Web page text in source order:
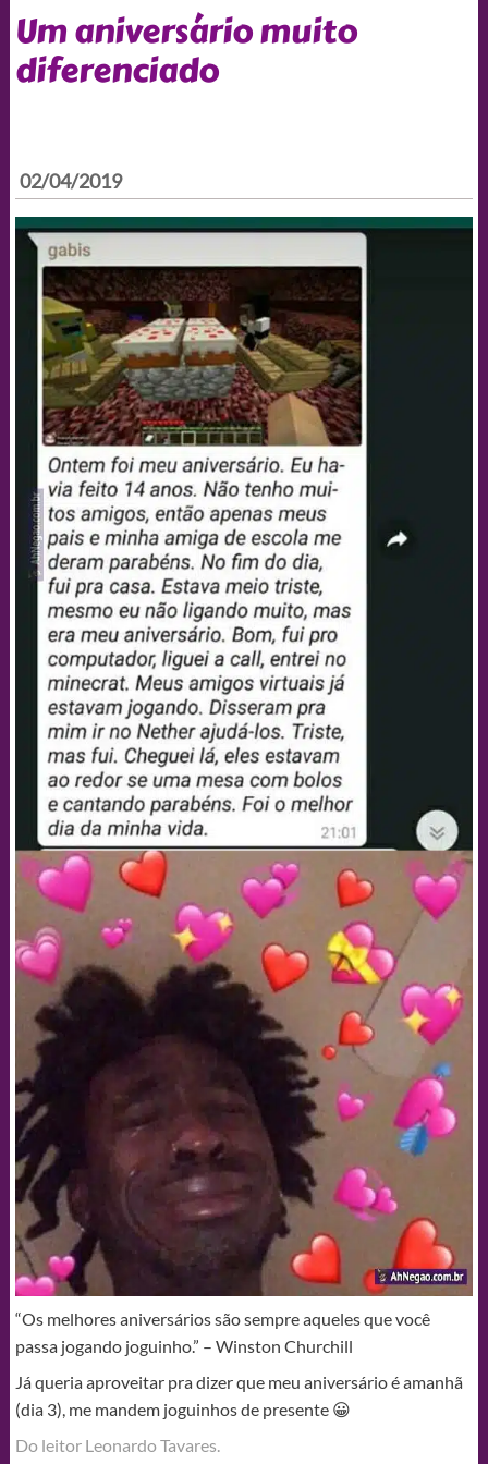
Um aniversário muito
diferenciado
02/04/2019
“Os melhores aniversários são sempre aqueles que você
passa jogando joguinho.” – Winston Churchill
Já queria aproveitar pra dizer que meu aniversário é amanhã
(dia 3), me mandem joguinhos de presente 😀
Do leitor Leonardo Tavares.